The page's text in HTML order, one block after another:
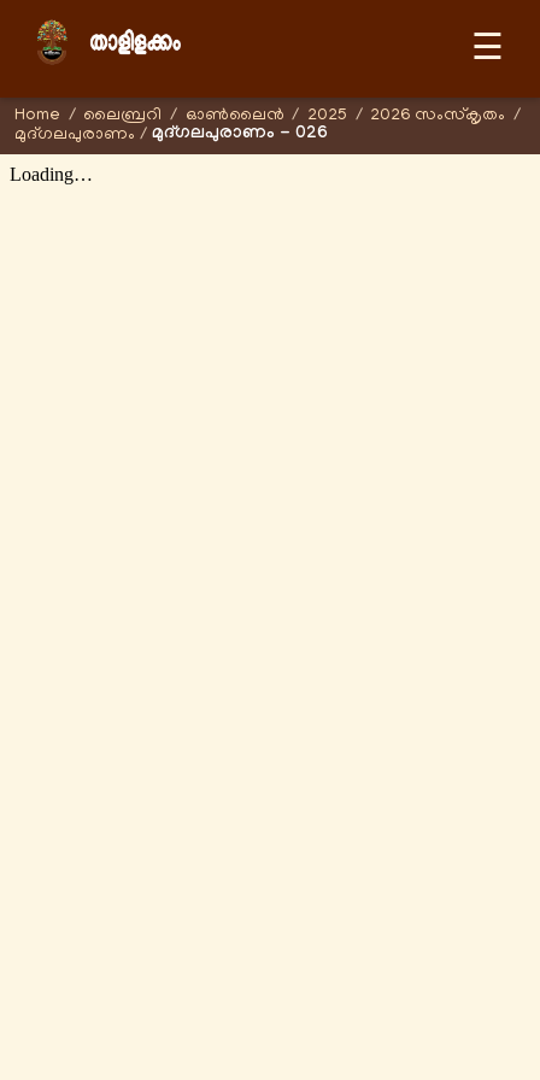
☰
Home / ലൈബ്രറി / ഓണ്‍ലൈന്‍ / 2025 / 2026 സംസ്കൃതം /
മുദ്ഗലപുരാണം / മുദ്ഗലപുരാണം - 026